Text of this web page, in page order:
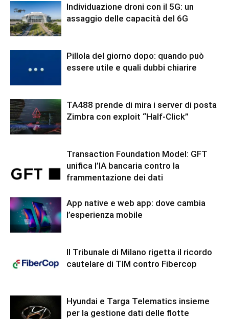
Individuazione droni con il 5G: un
assaggio delle capacità del 6G
Pillola del giorno dopo: quando può
essere utile e quali dubbi chiarire
TA488 prende di mira i server di posta
Zimbra con exploit “Half-Click”
Transaction Foundation Model: GFT
unifica l’IA bancaria contro la
frammentazione dei dati
App native e web app: dove cambia
l’esperienza mobile
Il Tribunale di Milano rigetta il ricordo
cautelare di TIM contro Fibercop
Hyundai e Targa Telematics insieme
per la gestione dati delle flotte